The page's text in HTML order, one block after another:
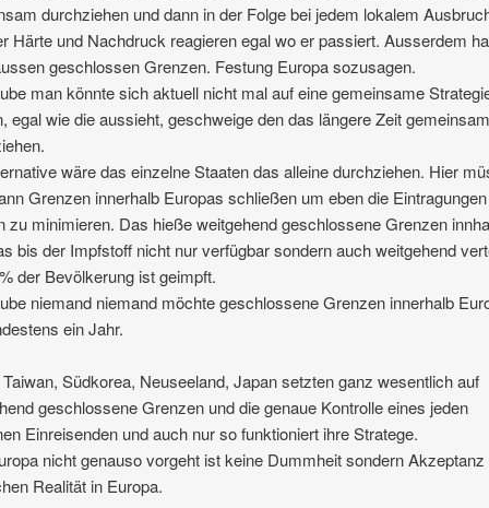
durchziehen und dann in der Folge bei jedem lokalem
Härte und Nachdruck reagieren egal wo er passiert. Ausserdem
geschlossen Grenzen. Festung Europa sozusagen.
man könnte sich aktuell nicht mal auf eine gemeinsame
egal wie die aussieht, geschweige den das längere Zeit
wäre das einzelne Staaten das alleine durchziehen. Hier
Grenzen innerhalb Europas schließen um eben die
zu minimieren. Das hieße weitgehend geschlossene Grenzen
bis der Impfstoff nicht nur verfügbar sondern auch weitgehend
der Bevölkerung ist geimpft.
niemand niemand möchte geschlossene Grenzen innerhalb
ein Jahr.
Südkorea, Neuseeland, Japan setzten ganz wesentlich auf
geschlossene Grenzen und die genaue Kontrolle eines jeden
Einreisenden und auch nur so funktioniert ihre Stratege.
nicht genauso vorgeht ist keine Dummheit sondern Akzeptanz
Realität in Europa.